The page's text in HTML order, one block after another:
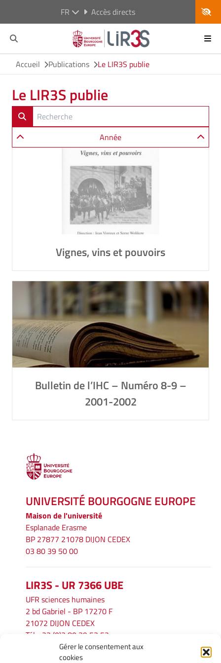
Gérer le consentement aux
cookies
FR Accès directs
Accueil Publications Le LIR3S publie
Le LIR3S publie
Année
Vignes, vins et pouvoirs
Bulletin de l’IHC – Numéro 8-9 –
2001-2002
UNIVERSITÉ BOURGOGNE EUROPE
Maison de l'université
Esplanade Erasme
BP 27877 21078 DIJON CEDEX
03 80 39 50 00
LIR3S - UR 7366 UBE
UFR sciences humaines
2 bd Gabriel - BP 17270 F
21072 DIJON CEDEX
Tél. : 33 (0)3 80 39 53 52
lir3s@u-bourgogne.fr